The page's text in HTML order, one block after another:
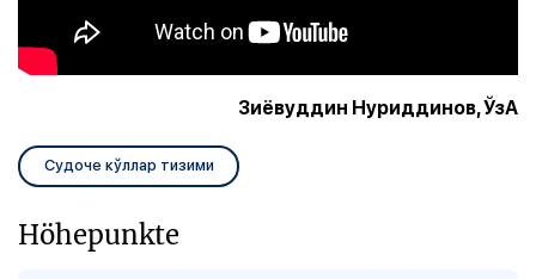
Зиёвуддин Нуриддинов, ЎзА
Судоче кўллар тизими
Höhepunkte